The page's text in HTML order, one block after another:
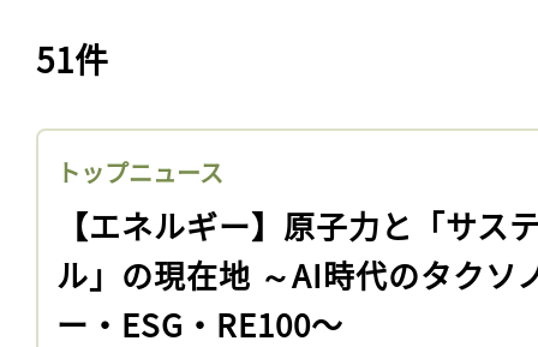
51件
トップニュース
【エネルギー】原子力と「サス
ル」の現在地 ～AI時代のタクソ
ー・ESG・RE100〜